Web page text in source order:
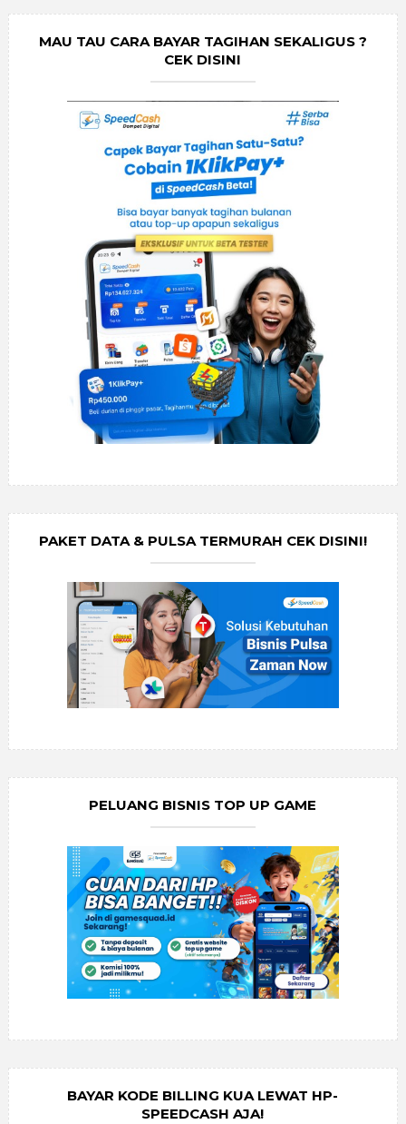
MAU TAU CARA BAYAR TAGIHAN SEKALIGUS ?
CEK DISINI
PAKET DATA & PULSA TERMURAH CEK DISINI!
PELUANG BISNIS TOP UP GAME
BAYAR KODE BILLING KUA LEWAT HP-
SPEEDCASH AJA!